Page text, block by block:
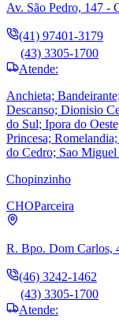
Av. São Pedro, 147 -
(41) 97401-3179
(43) 3305-1700
Atende:
Anchieta;
Descanso; Dionisio
do Sul; Ipora do
Princesa;
do Cedro; Sao
Chopinzinho
CHOParceira
R. Bpo. Dom Carlos,
(46) 3242-1462
(43) 3305-1700
Atende: